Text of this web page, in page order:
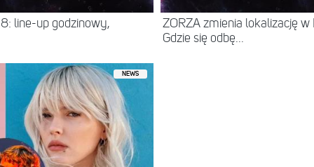
line-up godzinowy,
ZORZA zmienia lokalizację w
Gdzie się odbę...
NEWS